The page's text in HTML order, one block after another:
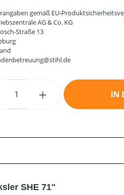
gemäß EU-
AG & Co. KG
Straße 13
Anzahl: Gib denIN
SHE 71"